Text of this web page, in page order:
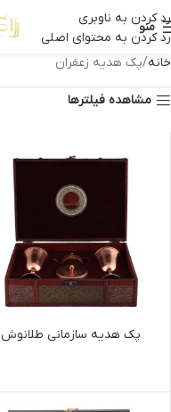
رد کردن به ناوبری
رد کردن به محتوای اصلی
منو
خانه پک هدیه زعفران
مشاهده فیلترها
پک هدیه سازمانی طلانوش